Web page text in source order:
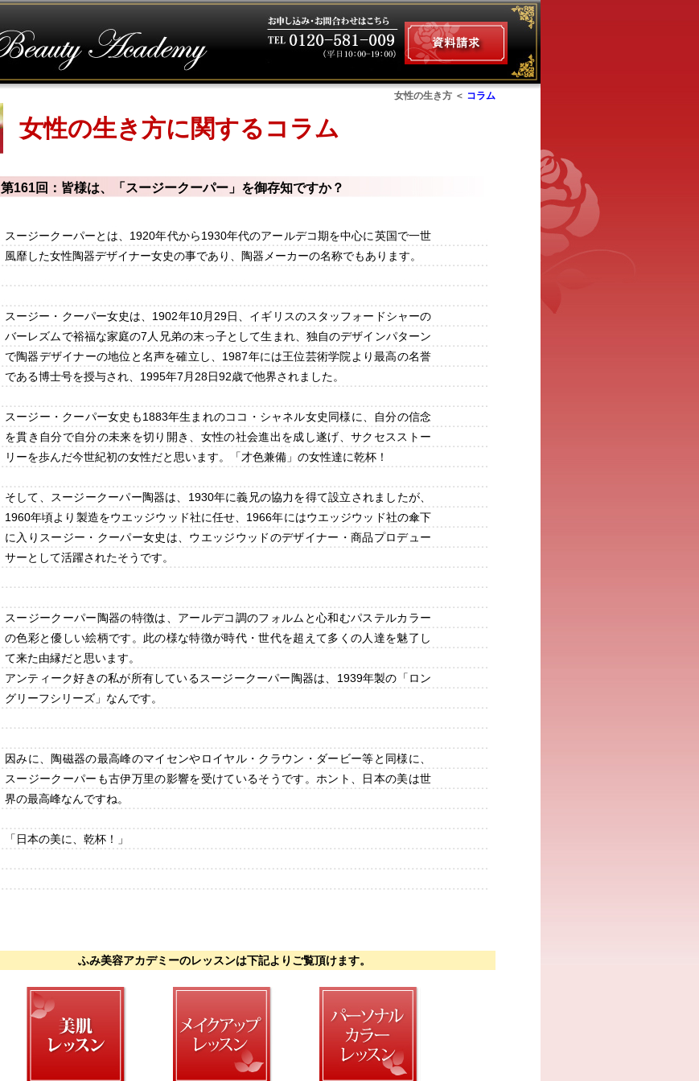
女性の生き方 ＜ コラム
女性の生き方に関するコラム
第161回：皆様は、「スージークーパー」を御存知ですか？
スージークーパーとは、1920年代から1930年代のアールデコ期を中心に英国で一世
風靡した女性陶器デザイナー女史の事であり、陶器メーカーの名称でもあります。
スージー・クーパー女史は、1902年10月29日、イギリスのスタッフォードシャーの
バーレズムで裕福な家庭の7人兄弟の末っ子として生まれ、独自のデザインパターン
で陶器デザイナーの地位と名声を確立し、1987年には王位芸術学院より最高の名誉
である博士号を授与され、1995年7月28日92歳で他界されました。
スージー・クーパー女史も1883年生まれのココ・シャネル女史同様に、自分の信念
を貫き自分で自分の未来を切り開き、女性の社会進出を成し遂げ、サクセスストー
リーを歩んだ今世紀初の女性だと思います。「才色兼備」の女性達に乾杯！
そして、スージークーパー陶器は、1930年に義兄の協力を得て設立されましたが、
1960年頃より製造をウエッジウッド社に任せ、1966年にはウエッジウッド社の傘下
に入りスージー・クーパー女史は、ウエッジウッドのデザイナー・商品プロデュー
サーとして活躍されたそうです。
スージークーパー陶器の特徴は、アールデコ調のフォルムと心和むパステルカラー
の色彩と優しい絵柄です。此の様な特徴が時代・世代を超えて多くの人達を魅了し
て来た由縁だと思います。
アンティーク好きの私が所有しているスージークーパー陶器は、1939年製の「ロン
グリーフシリーズ」なんです。
因みに、陶磁器の最高峰のマイセンやロイヤル・クラウン・ダービー等と同様に、
スージークーパーも古伊万里の影響を受けているそうです。ホント、日本の美は世
界の最高峰なんですね。
「日本の美に、乾杯！」
ふみ美容アカデミーのレッスンは下記よりご覧頂けます。